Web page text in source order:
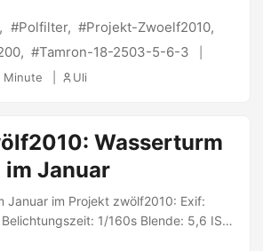
6.3. PS: @ Jana : Teilnehmer #188 -
Polfilter
Projekt-Zwoelf2010
Tamron-18-2503-5-6-3
Minute Uli
Wasserturm
im Januar
Januar im Projekt zwölf2010: Exif:
1/160s Blende: 5,6 ISO:
es mit der Sony α200 und dem